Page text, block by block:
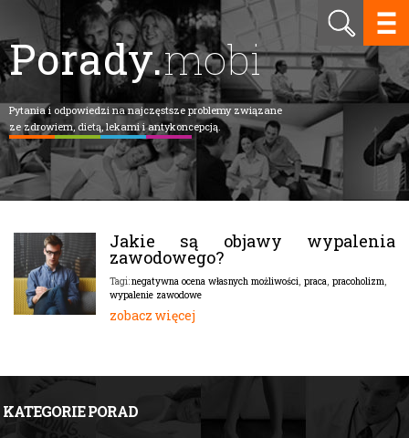
Porady.mobi
Pytania i odpowiedzi na najczęstsze problemy związane
ze zdrowiem, dietą, lekami i antykoncepcją.
Jakie są objawy wypalenia
zawodowego?
Tagi:negatywna ocena własnych możliwości, praca, pracoholizm,
wypalenie zawodowe
zobacz więcej
KATEGORIE PORAD